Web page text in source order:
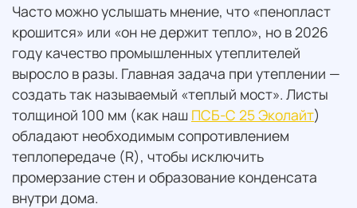
Часто можно услышать мнение, что «пенопласт
крошится» или «он не держит тепло», но в 2026
году качество промышленных утеплителей
выросло в разы. Главная задача при утеплении —
создать так называемый «теплый мост». Листы
толщиной 100 мм (как наш ПСБ-С 25 Эколайт)
обладают необходимым сопротивлением
теплопередаче (R), чтобы исключить
промерзание стен и образование конденсата
внутри дома.